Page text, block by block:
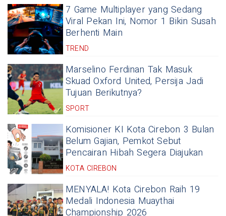
7 Game Multiplayer yang Sedang
Viral Pekan Ini, Nomor 1 Bikin Susah
Berhenti Main
TREND
Marselino Ferdinan Tak Masuk
Skuad Oxford United, Persija Jadi
Tujuan Berikutnya?
SPORT
Komisioner KI Kota Cirebon 3 Bulan
Belum Gajian, Pemkot Sebut
Pencairan Hibah Segera Diajukan
KOTA CIREBON
MENYALA! Kota Cirebon Raih 19
Medali Indonesia Muaythai
Championship 2026